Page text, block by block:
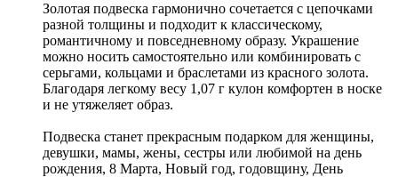
Золотая подвеска гармонично сочетается с цепочками
разной толщины и подходит к классическому,
романтичному и повседневному образу. Украшение
можно носить самостоятельно или комбинировать с
серьгами, кольцами и браслетами из красного золота.
Благодаря легкому весу 1,07 г кулон комфортен в носке
и не утяжеляет образ.
Подвеска станет прекрасным подарком для женщины,
девушки, мамы, жены, сестры или любимой на день
рождения, 8 Марта, Новый год, годовщину, День